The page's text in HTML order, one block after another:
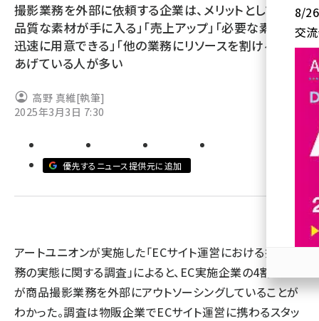
yahoo (1907)
楽天 (1874)
ecbeing (1211)
アスクル (1122)
base (1083)
ビィ・フォアード (777)
revico (744)
撮影業務を外部に依頼する企業は、メリットとして「高
品質な素材が手に入る」「売上アップ」「必要な素材を
迅速に用意できる」「他の業務にリソースを割ける」を
あげている人が多い
高野 真維[執筆]
2025年3月3日 7:30
優先するニュース提供元に追加
アートユニオンが実施した「ECサイト運営における撮影業
務の実態に関する調査」によると、EC実施企業の4割以上
が商品撮影業務を外部にアウトソーシングしていることが
わかった。調査は物販企業でECサイト運営に携わるスタッ
8/26
交
参